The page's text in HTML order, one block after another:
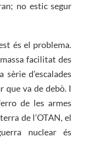
no estic segur
és el problema.
facilitat des
d’escalades
que va de debò. I
de les armes
de l’OTAN, el
nuclear és